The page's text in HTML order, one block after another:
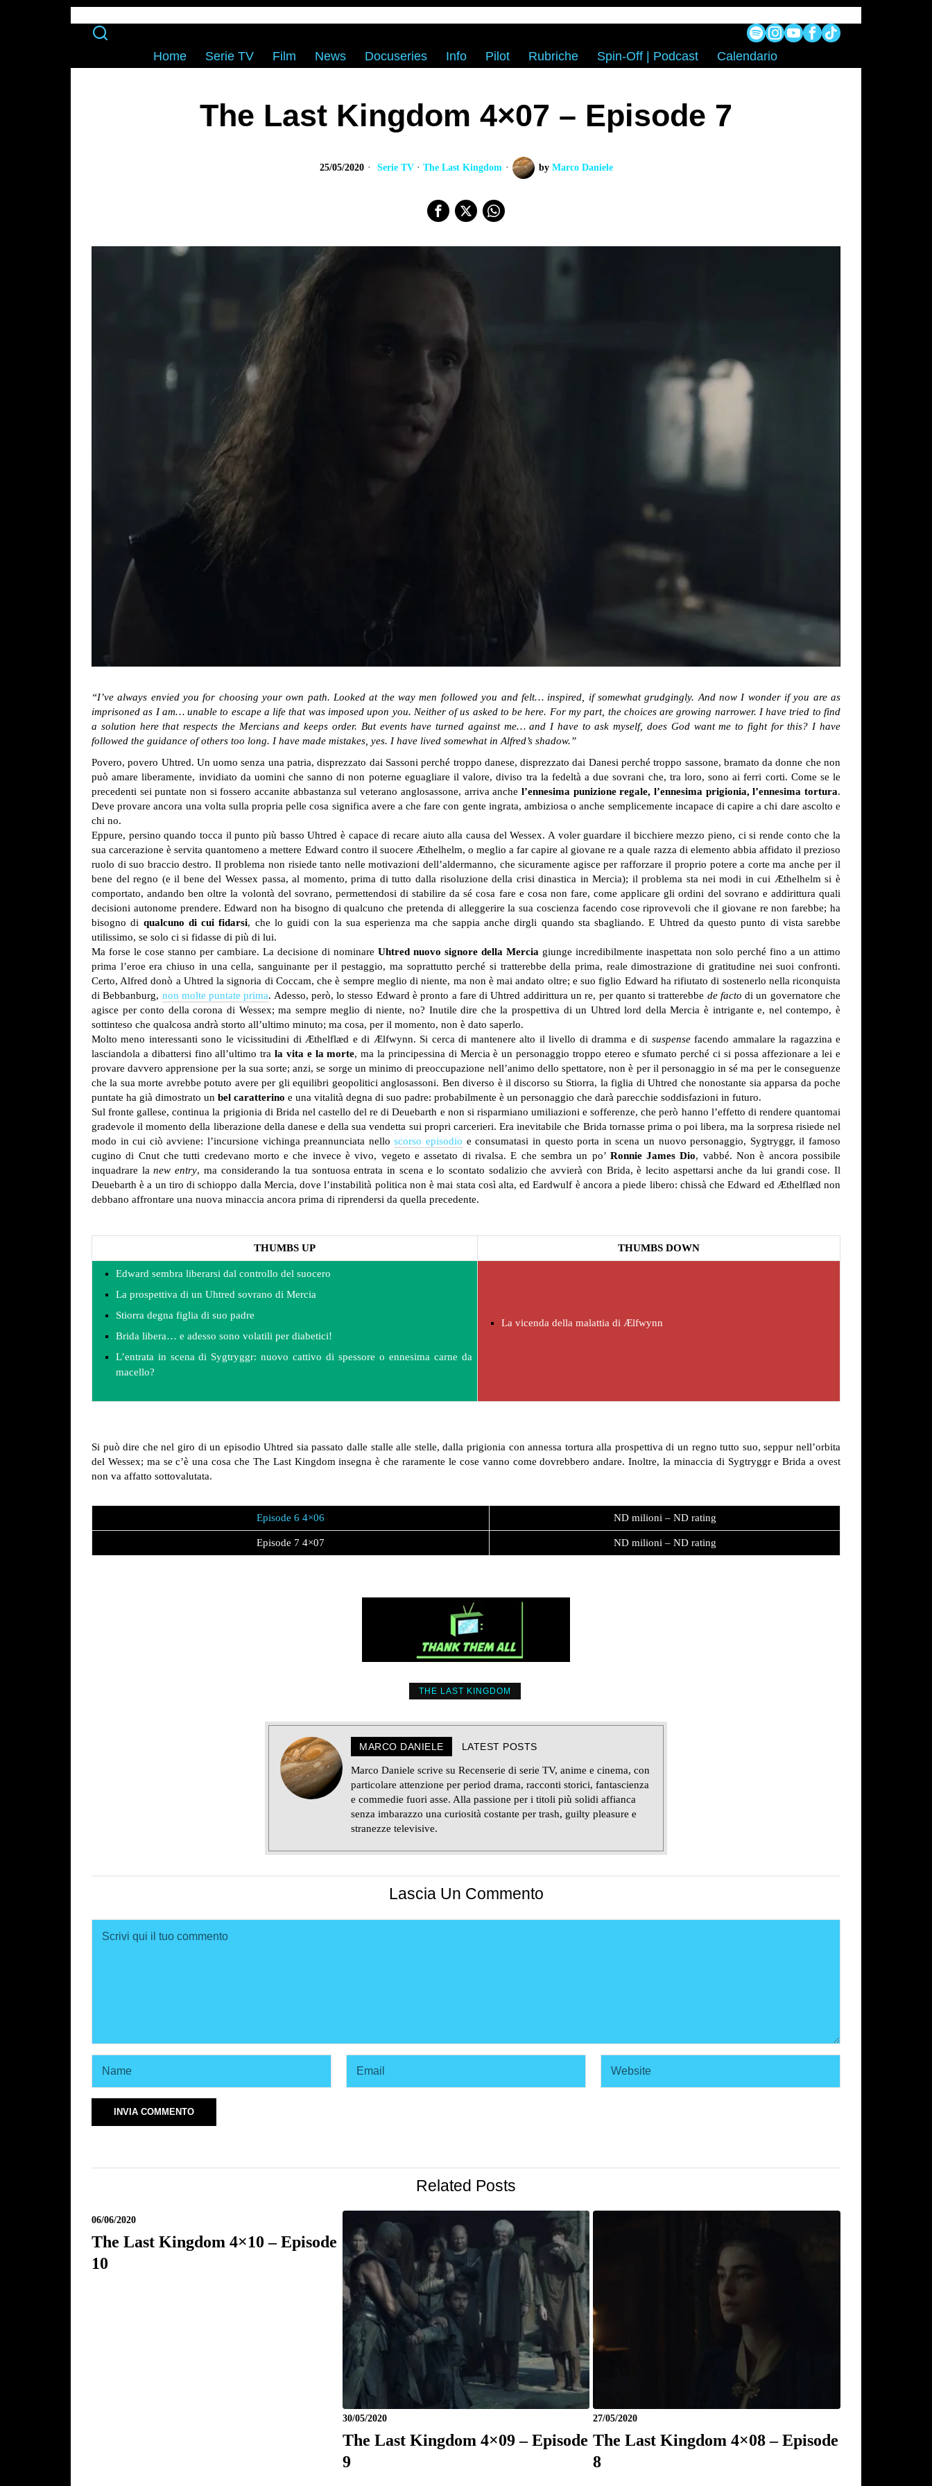
Home Serie TV Film News Docuseries Info Pilot Rubriche Spin-Off | Podcast Calendario
The Last Kingdom 4×07 – Episode 7
25/05/2020 Serie TV · The Last Kingdom by Marco Daniele
“I’ve always envied you for choosing your own path. Looked at the way men followed you and felt… inspired, if somewhat grudgingly. And now I wonder if you are as
imprisoned as I am… unable to escape a life that was imposed upon you. Neither of us asked to be here. For my part, the choices are growing narrower. I have tried to find
a solution here that respects the Mercians and keeps order. But events have turned against me… and I have to ask myself, does God want me to fight for this? I have
followed the guidance of others too long. I have made mistakes, yes. I have lived somewhat in Alfred’s shadow.”
Povero, povero Uhtred. Un uomo senza una patria, disprezzato dai Sassoni perché troppo danese, disprezzato dai Danesi perché troppo sassone, bramato da donne che non
può amare liberamente, invidiato da uomini che sanno di non poterne eguagliare il valore, diviso tra la fedeltà a due sovrani che, tra loro, sono ai ferri corti. Come se le
precedenti sei puntate non si fossero accanite abbastanza sul veterano anglosassone, arriva anche l’ennesima punizione regale, l’ennesima prigionia, l’ennesima tortura.
Deve provare ancora una volta sulla propria pelle cosa significa avere a che fare con gente ingrata, ambiziosa o anche semplicemente incapace di capire a chi dare ascolto e
chi no.
Eppure, persino quando tocca il punto più basso Uhtred è capace di recare aiuto alla causa del Wessex. A voler guardare il bicchiere mezzo pieno, ci si rende conto che la
sua carcerazione è servita quantomeno a mettere Edward contro il suocere Æthelhelm, o meglio a far capire al giovane re a quale razza di elemento abbia affidato il prezioso
ruolo di suo braccio destro. Il problema non risiede tanto nelle motivazioni dell’aldermanno, che sicuramente agisce per rafforzare il proprio potere a corte ma anche per il
bene del regno (e il bene del Wessex passa, al momento, prima di tutto dalla risoluzione della crisi dinastica in Mercia); il problema sta nei modi in cui Æthelhelm si è
comportato, andando ben oltre la volontà del sovrano, permettendosi di stabilire da sé cosa fare e cosa non fare, come applicare gli ordini del sovrano e addirittura quali
decisioni autonome prendere. Edward non ha bisogno di qualcuno che pretenda di alleggerire la sua coscienza facendo cose riprovevoli che il giovane re non farebbe; ha
bisogno di qualcuno di cui fidarsi, che lo guidi con la sua esperienza ma che sappia anche dirgli quando sta sbagliando. E Uhtred da questo punto di vista sarebbe
utilissimo, se solo ci si fidasse di più di lui.
Ma forse le cose stanno per cambiare. La decisione di nominare Uhtred nuovo signore della Mercia giunge incredibilmente inaspettata non solo perché fino a un attimo
prima l’eroe era chiuso in una cella, sanguinante per il pestaggio, ma soprattutto perché si tratterebbe della prima, reale dimostrazione di gratitudine nei suoi confronti.
Certo, Alfred donò a Uhtred la signoria di Coccam, che è sempre meglio di niente, ma non è mai andato oltre; e suo figlio Edward ha rifiutato di sostenerlo nella riconquista
di Bebbanburg, non molte puntate prima. Adesso, però, lo stesso Edward è pronto a fare di Uhtred addirittura un re, per quanto si tratterebbe de factodi un governatore che
agisce per conto della corona di Wessex; ma sempre meglio di niente, no? Inutile dire che la prospettiva di un Uhtred lord della Mercia è intrigante e, nel contempo, è
sottinteso che qualcosa andrà storto all’ultimo minuto; ma cosa, per il momento, non è dato saperlo.
Molto meno interessanti sono le vicissitudini di Æthelflæd e di Ælfwynn. Si cerca di mantenere alto il livello di dramma e di suspensefacendo ammalare la ragazzina e
lasciandola a dibattersi fino all’ultimo tra la vita e la morte, ma la principessina di Mercia è un personaggio troppo etereo e sfumato perché ci si possa affezionare a lei e
provare davvero apprensione per la sua sorte; anzi, se sorge un minimo di preoccupazione nell’animo dello spettatore, non è per il personaggio in sé ma per le conseguenze
che la sua morte avrebbe potuto avere per gli equilibri geopolitici anglosassoni. Ben diverso è il discorso su Stiorra, la figlia di Uhtred che nonostante sia apparsa da poche
puntate ha già dimostrato un bel caratterino e una vitalità degna di suo padre: probabilmente è un personaggio che darà parecchie soddisfazioni in futuro.
Sul fronte gallese, continua la prigionia di Brida nel castello del re di Deuebarth e non si risparmiano umiliazioni e sofferenze, che però hanno l’effetto di rendere quantomai
gradevole il momento della liberazione della danese e della sua vendetta sui propri carcerieri. Era inevitabile che Brida tornasse prima o poi libera, ma la sorpresa risiede nel
modo in cui ciò avviene: l’incursione vichinga preannunciata nelloscorso episodio e consumatasi in questo porta in scena un nuovo personaggio, Sygtryggr, il famoso
cugino di Cnut che tutti credevano morto e che invece è vivo, vegeto e assetato di rivalsa. E che sembra un po’ Ronnie James Dio, vabbé. Non è ancora possibile
inquadrare lanew entry, ma considerando la tua sontuosa entrata in scena e lo scontato sodalizio che avvierà con Brida, è lecito aspettarsi anche da lui grandi cose. Il
Deuebarth è a un tiro di schioppo dalla Mercia, dove l’instabilità politica non è mai stata così alta, ed Eardwulf è ancora a piede libero: chissà che Edward ed Æthelflæd non
debbano affrontare una nuova minaccia ancora prima di riprendersi da quella precedente.
THUMBS UP THUMBS DOWN
Edward sembra liberarsi dal controllo del suocero
La prospettiva di un Uhtred sovrano di Mercia
Stiorra degna figlia di suo padre
Brida libera… e adesso sono volatili per diabetici!
L’entrata in scena di Sygtryggr: nuovo cattivo di spessore o ennesima carne da
macello?
La vicenda della malattia di Ælfwynn
Si può dire che nel giro di un episodio Uhtred sia passato dalle stalle alle stelle, dalla prigionia con annessa tortura alla prospettiva di un regno tutto suo, seppur nell’orbita
del Wessex; ma se c’è una cosa che The Last Kingdom insegna è che raramente le cose vanno come dovrebbero andare. Inoltre, la minaccia di Sygtryggr e Brida a ovest
non va affatto sottovalutata.
Episode 6 4×06 ND milioni – ND rating
Episode 7 4×07 ND milioni – ND rating
THE LAST KINGDOM
MARCO DANIELE LATEST POSTS
Marco Daniele scrive su Recenserie di serie TV, anime e cinema, con
particolare attenzione per period drama, racconti storici, fantascienza
e commedie fuori asse. Alla passione per i titoli più solidi affianca
senza imbarazzo una curiosità costante per trash, guilty pleasure e
stranezze televisive.
Lascia Un Commento
Related Posts
06/06/2020
The Last Kingdom 4×10 – Episode
10
30/05/2020
The Last Kingdom 4×09 – Episode
9
27/05/2020
The Last Kingdom 4×08 – Episode
8